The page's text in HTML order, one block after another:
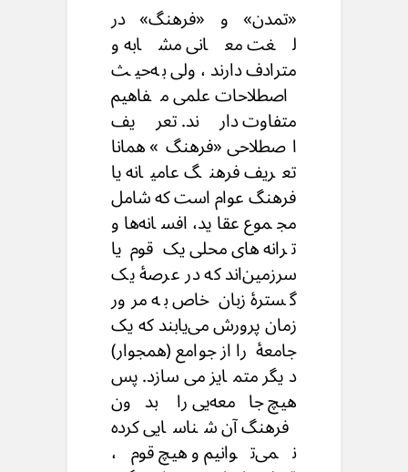
«تمدن» و «فرهنگ» در
لغت معانی مشابه و
مترادف دارند، ولی به‌حیث
اصطلاحات علمی مفاهیم
متفاوت دارند. تعریف
اصطلاحی «فرهنگ» همانا
تعریف فرهنگ عامیانه یا
فرهنگ عوام است که شامل
مجموع عقاید، افسانه‌ها و
ترانه‌های محلی یک قوم یا
سرزمین‌اند که در عرصهٔ یک
گسترهٔ زبان خاص به مرور
زمان پرورش می‌‌یابند که یک
جامعهٔ را از جوامع (همجوار)
دیگر متمایز می‌سازد. پس
هیچ جامعه‌یی را بدون
فرهنگ آن شناسایی کرده
نمی‌توانیم و هیچ قوم،